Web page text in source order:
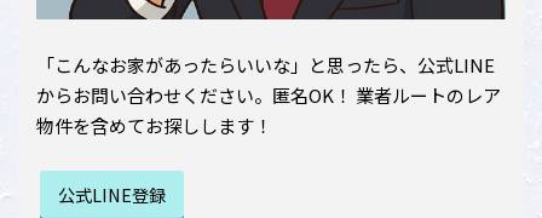
「こんなお家があったらいいな」と思ったら、公式LINE
からお問い合わせください。匿名OK！ 業者ルートのレア
物件を含めてお探しします！
公式LINE登録